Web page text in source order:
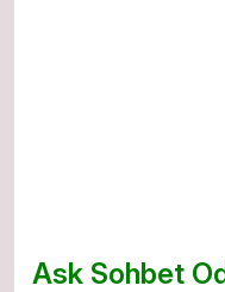
Ask Sohbet